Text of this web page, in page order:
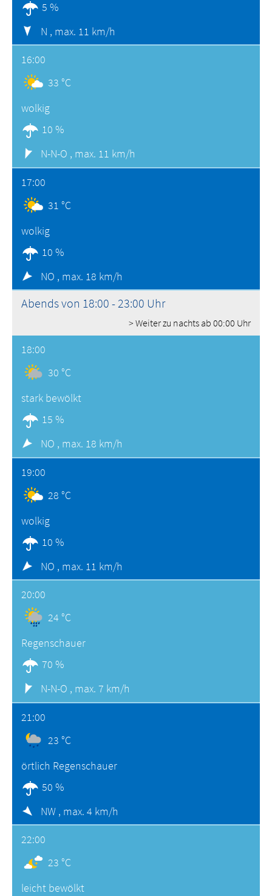
5 %
N , max. 11 km/h
16:00
33 °C
wolkig
10 %
N-N-O , max. 11 km/h
17:00
31 °C
wolkig
10 %
NO , max. 18 km/h
Abends von 18:00 - 23:00 Uhr
> Weiter zu nachts ab 00:00 Uhr
18:00
30 °C
stark bewölkt
15 %
NO , max. 18 km/h
19:00
28 °C
wolkig
10 %
NO , max. 11 km/h
20:00
24 °C
Regenschauer
70 %
N-N-O , max. 7 km/h
21:00
23 °C
örtlich Regenschauer
50 %
NW , max. 4 km/h
22:00
23 °C
leicht bewölkt